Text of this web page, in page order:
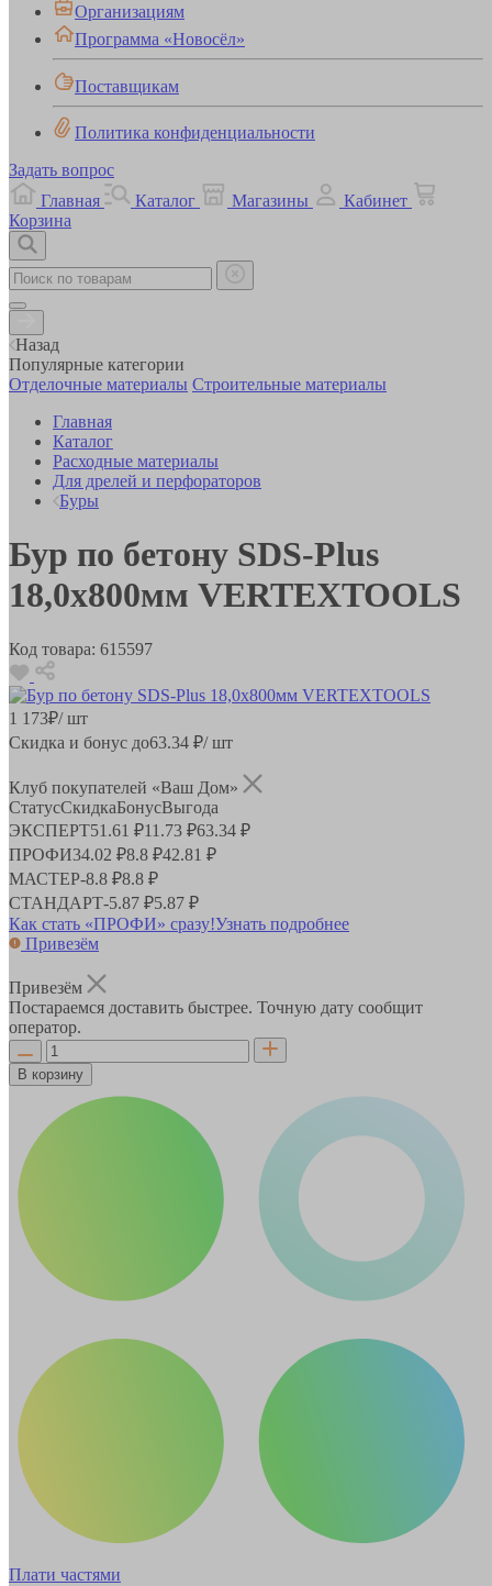
Организациям
Программа «Новосёл»
Поставщикам
Политика конфиденциальности
Задать вопрос
Главная
Каталог Магазины
Кабинет
Корзина
Назад
Популярные категории
Отделочные материалы Строительные материалы
Главная
Каталог
Расходные материалы
Для дрелей и перфораторов
Буры
Бур по бетону SDS-Plus
18,0х800мм VERTEXTOOLS
Код товара: 615597
1 173₽/ шт
Скидка и бонус до63.34 ₽/ шт
Клуб покупателей «Ваш Дом»
СтатусСкидкаБонусВыгода
ЭКСПЕРТ51.61 ₽11.73 ₽63.34 ₽
ПРОФИ34.02 ₽8.8 ₽42.81 ₽
МАСТЕР-8.8 ₽8.8 ₽
СТАНДАРТ-5.87 ₽5.87 ₽
Как стать «ПРОФИ» сразу!Узнать подробнее
Привезём
Привезём
Постараемся доставить быстрее. Точную дату сообщит
оператор.
В корзину
Плати частями